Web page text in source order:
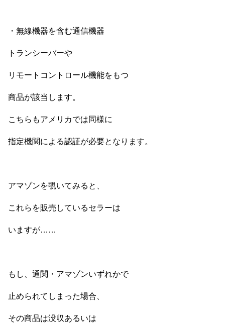
・無線機器を含む通信機器
トランシーバーや
リモートコントロール機能をもつ
商品が該当します。
こちらもアメリカでは同様に
指定機関による認証が必要となります。
アマゾンを覗いてみると、
これらを販売しているセラーは
いますが……
もし、通関・アマゾンいずれかで
止められてしまった場合、
その商品は没収あるいは